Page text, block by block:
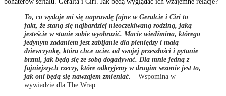
To, co wydaje mi się naprawdę fajne w Geralcie i Ciri to
fakt, że staną się najbardziej nieoczekiwaną rodziną, jaką
jesteście w stanie sobie wyobrazić. Macie wiedźmina, którego
jedynym zadaniem jest zabijanie dla pieniędzy i małą
dziewczynkę, która chce uciec od swojej przeszłości i pytanie
brzmi, jak będą się ze sobą dogadywać. Dla mnie jedną z
fajniejszych rzeczy, które odkryjemy w drugim sezonie jest to,
jak oni będą się nawzajem zmieniać. – Wspomina w
wywiadzie dla The Wrap.